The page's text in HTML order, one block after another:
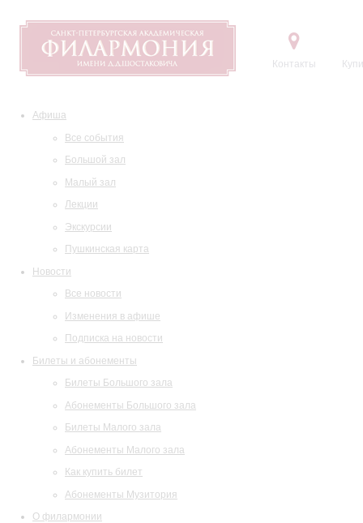
Контакты
Афиша
Все события
Большой зал
Малый зал
Лекции
Экскурсии
Пушкинская карта
Новости
Все новости
Изменения в афише
Подписка на новости
Билеты и абонементы
Билеты Большого зала
Абонементы Большого зала
Билеты Малого зала
Абонементы Малого зала
Как купить билет
Абонементы Музитория
О филармонии